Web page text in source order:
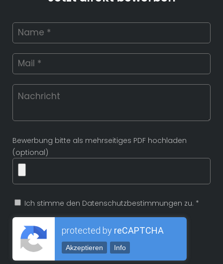
Bewerbung bitte als mehrseitiges PDF hochladen
(optional)
Ich stimme den Datenschutzbestimmungen zu. *
protected by reCAPTCHA
Akzeptieren Info